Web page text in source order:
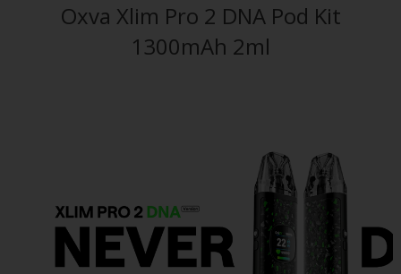
Oxva Xlim Pro 2 DNA Pod Kit
1300mAh 2ml